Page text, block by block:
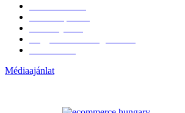
Médiaajánlat